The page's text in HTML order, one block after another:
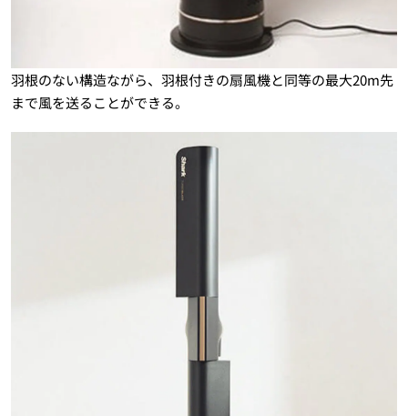
羽根のない構造ながら、羽根付きの扇風機と同等の最大20m先
まで風を送ることができる。